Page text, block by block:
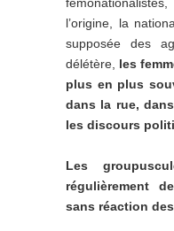
l’origine, la
supposée des
délétère, les
plus en plus
dans la rue,
les discours
Les
régulièrement
sans réaction